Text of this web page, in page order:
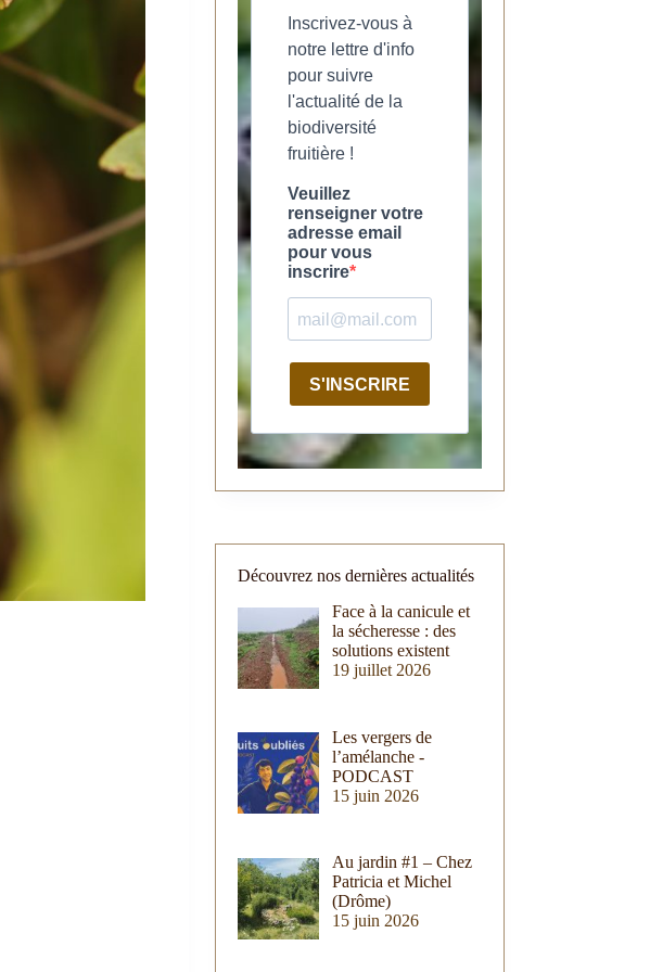
Inscrivez-vous à
notre lettre d'info
pour suivre
l'actualité de la
biodiversité
fruitière !
Veuillez
renseigner votre
adresse email
pour vous
inscrire
S'INSCRIRE
Découvrez nos dernières actualités
Face à la canicule et
la sécheresse : des
solutions existent
19 juillet 2026
Les vergers de
l’amélanche -
PODCAST
15 juin 2026
Au jardin #1 – Chez
Patricia et Michel
(Drôme)
15 juin 2026